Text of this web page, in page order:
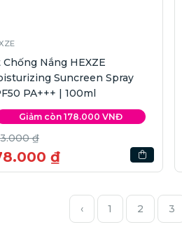
Chống Nắng HEXZE
Suncreen Spray
PA+++ | 100ml
Giảm còn 178.000 VNĐ
₫
₫
‹ 1 2 3